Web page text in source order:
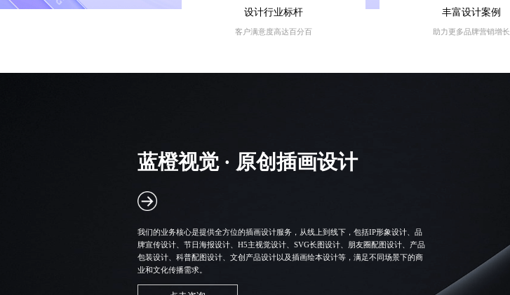
设计行业标杆
客户满意度高达百分百
丰富设计案例
助力更多品牌营销增长
蓝橙视觉 · 原创插画设计
我们的业务核心是提供全方位的插画设计服务，从线上到线下，包括IP形象设计、品
牌宣传设计、节日海报设计、H5主视觉设计、 SVG长图设计 、朋友圈配图设计、产品
包装设计、科普配图设计、文创产品设计以及插画绘本设计等，满足不同场景下的商
业和文化传播需求。